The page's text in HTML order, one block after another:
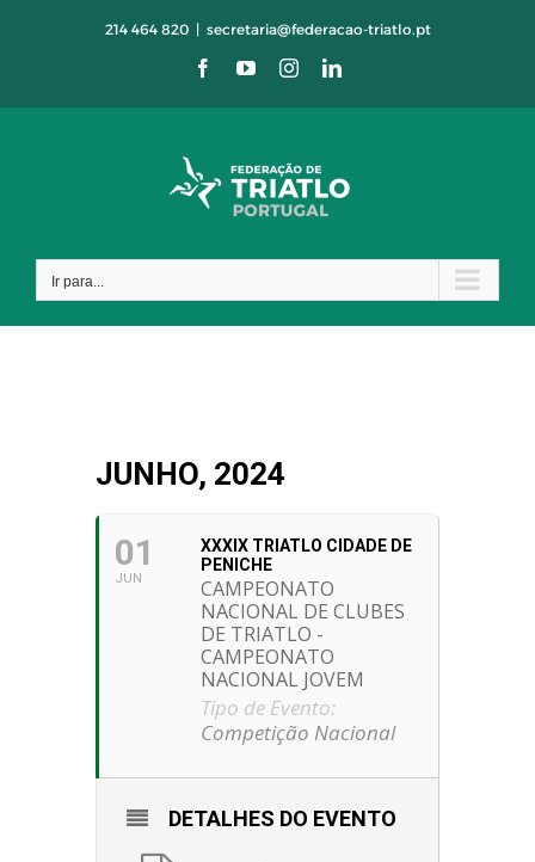
214 464 820 | secretaria@federacao-triatlo.pt
FacebookYouTubeInstagramLinkedIn
Ir para...
JUNHO, 2024
01
JUN
XXXIX TRIATLO CIDADE DE
PENICHE
CAMPEONATO
NACIONAL DE CLUBES
DE TRIATLO -
CAMPEONATO
NACIONAL JOVEM
Tipo de Evento:
Competição Nacional
DETALHES DO EVENTO